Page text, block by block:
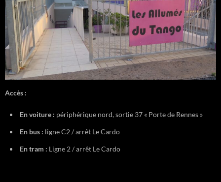
Accès :
En voiture : périphérique nord, sortie 37 « Porte de Rennes »
En bus : ligne C2 / arrêt Le Cardo
En tram : Ligne 2 / arrêt Le Cardo